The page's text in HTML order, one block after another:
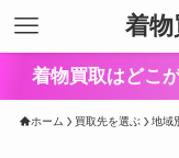
着
着物買取はどこ
ホーム 買取先を選ぶ 地域